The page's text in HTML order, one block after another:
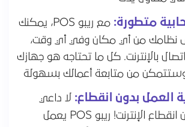
متطورة:
مع ريبو POS، يمكنك
نظامك من أي مكان وفي أي وقت،
بالإنترنت. كل ما تحتاجه هو جهازك
وستتمكن من متابعة أعمالك بسهولة
العمل بدون انقطاع: لا داعي
للقلق بشأن انقطاع الإنترنت! ريبو POS يعمل